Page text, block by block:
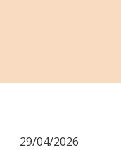
29/04/2026